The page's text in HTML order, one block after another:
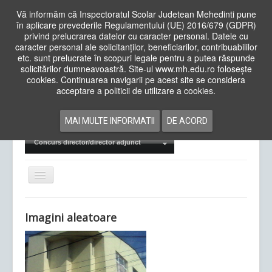
Vă informăm că Inspectoratul Scolar Judetean Mehedinti pune
în aplicare prevederile Regulamentului (UE) 2016/679 (GDPR)
privind prelucrarea datelor cu caracter personal. Datele cu
caracter personal ale solicitanților, beneficiarilor, contribuabililor
etc. sunt prelucrate în scopuri legale pentru a putea răspunde
solicitărilor dumneavoastră. Site-ul www.mh.edu.ro folosește
cookies. Continuarea navigarii pe acest site se considera
acceptare a politicii de utilizare a cookies.
MAI MULTE INFORMATII DE ACORD
Cauta
in
siteAcasa Cadre Didactice
Examene Naționale
Concurs director/director adjunct
Comută
navigarea
Imagini aleatoare